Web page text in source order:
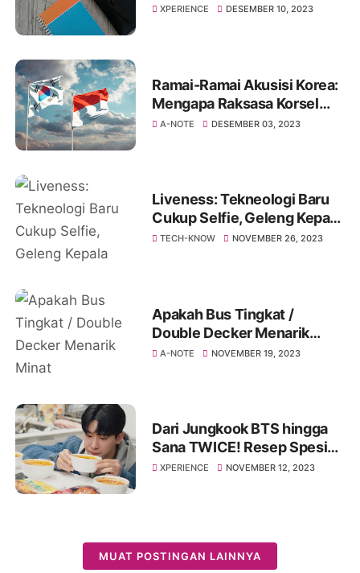
Kemudahan
XPERIENCE DESEMBER 10, 2023
Ramai-Ramai Akusisi Korea:
Mengapa Raksasa Korsel
Tertarik dengan Pasar
A-NOTE DESEMBER 03, 2023
Liveness: Tekneologi Baru
Cukup Selfie, Geleng Kepala
Kanan Kiri Atas Bawah
TECH-KNOW NOVEMBER 26, 2023
Apakah Bus Tingkat /
Double Decker Menarik
Minat Penumpang?
A-NOTE NOVEMBER 19, 2023
Dari Jungkook BTS hingga
Sana TWICE! Resep Spesial
Harus Kamu coba.
XPERIENCE NOVEMBER 12, 2023
MUAT POSTINGAN LAINNYA